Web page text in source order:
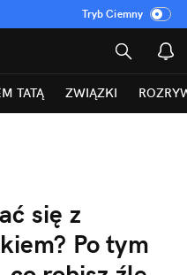
Tryb Ciemny
TATĄ ZWIĄZKI
się z
Po tym